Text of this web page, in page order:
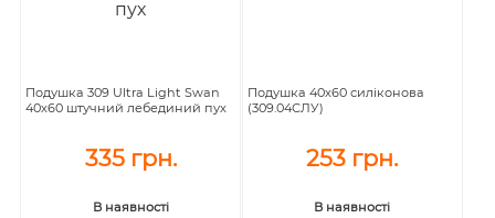
Подушка 309 Ultra Light Swan
40х60 штучний лебединий пух
335 грн.
В наявності
Подушка 40х60 силіконова
(309.04СЛУ)
253 грн.
В наявності